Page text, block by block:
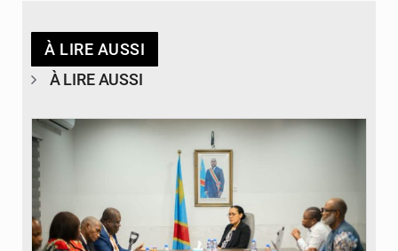
À LIRE AUSSI
À LIRE AUSSI